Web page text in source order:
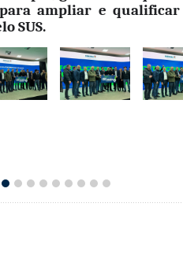
ampliar e qualificar
SUS.